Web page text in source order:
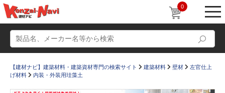
0
【建材ナビ】建築材料・建築資材専門の検索サイト 建築材料 壁材
左官仕上
げ材料
内装・外装用珪藻土